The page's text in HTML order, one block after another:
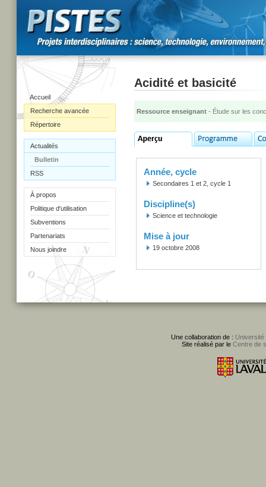
Accueil
Recherche avancée
Répertoire
Actualités
Bulletin
RSS
À propos
Politique d'utilisation
Subventions
Partenariats
Nous joindre
Acidité et basicité
Ressource enseignant - Étude sur les
Année, cycle
Secondaires 1 et 2, cycle 1
Discipline(s)
Science et technologie
Mise à jour
19 octobre 2008
Une collaboration de : Université
Site réalisé par le Centre de